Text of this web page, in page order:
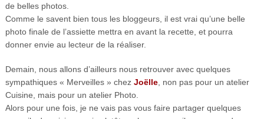
de belles photos.
Comme le savent bien tous les bloggeurs, il est vrai qu’une belle
photo finale de l’assiette mettra en avant la recette, et pourra
donner envie au lecteur de la réaliser.
Demain, nous allons d’ailleurs nous retrouver avec quelques
sympathiques « Merveilles » chez Joëlle, non pas pour un atelier
Cuisine, mais pour un atelier Photo.
Alors pour une fois, je ne vais pas vous faire partager quelques